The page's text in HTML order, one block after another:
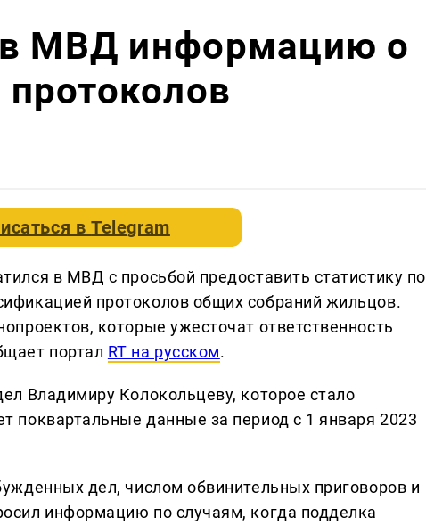
в МВД информацию о
вTelegram
в МВД с просьбой предоставить статистику по
протоколов общих собраний жильцов.
которые ужесточат ответственность
портал RT на русском.
Владимиру Колокольцеву, которое стало
поквартальные данные за период с 1 января 2023
дел, числом обвинительных приговоров и
информацию по случаям, когда подделка